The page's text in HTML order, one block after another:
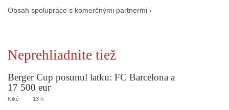
Obsah spolupráce s komerčnými partnermi ›
Neprehliadnite tiež
Berger Cup posunul latku: FC Barcelona a
17 500 eur
Niké 13 h